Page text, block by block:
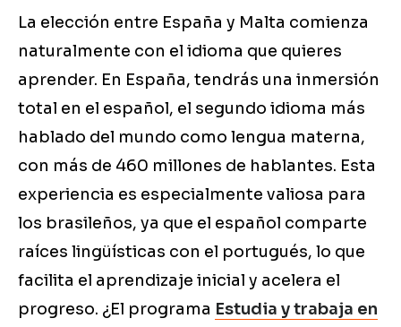
La elección entre España y Malta comienza
naturalmente con el idioma que quieres
aprender. En España, tendrás una inmersión
total en el español, el segundo idioma más
hablado del mundo como lengua materna,
con más de 460 millones de hablantes. Esta
experiencia es especialmente valiosa para
los brasileños, ya que el español comparte
raíces lingüísticas con el portugués, lo que
facilita el aprendizaje inicial y acelera el
progreso. ¿El programa Estudia y trabaja en